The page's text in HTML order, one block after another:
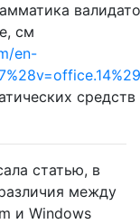
см
en-
средств
статью, в
между
и Windows